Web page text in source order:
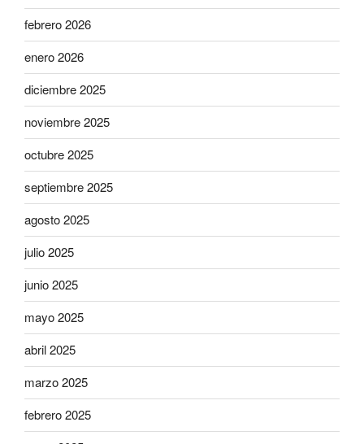
febrero 2026
enero 2026
diciembre 2025
noviembre 2025
octubre 2025
septiembre 2025
agosto 2025
julio 2025
junio 2025
mayo 2025
abril 2025
marzo 2025
febrero 2025